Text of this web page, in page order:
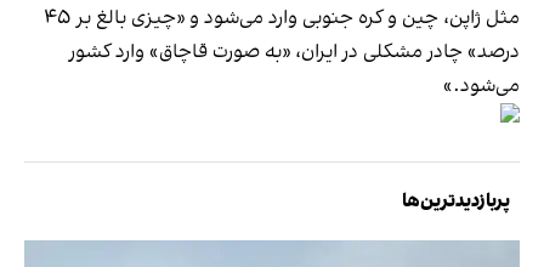
مثل ژاپن، چین و کره جنوبی وارد می‌شود و «چیزی بالغ بر ۴۵
درصد» چادر مشکلی در ایران، «به صورت قاچاق» وارد کشور
می‌شود.»
پربازدیدترین‌ها